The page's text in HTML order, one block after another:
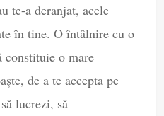
te-a deranjat, acele
în tine. O întâlnire cu o
constituie o mare
de a te accepta pe
lucrezi, să